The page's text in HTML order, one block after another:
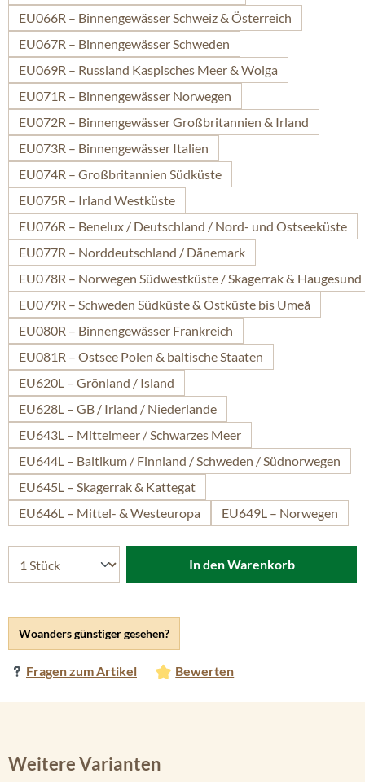
Woanders günstiger gesehen?
Fragen zum Artikel Bewerten
EU066R – Binnengewässer Schweiz & Österreich
EU067R – Binnengewässer Schweden
EU069R – Russland Kaspisches Meer & Wolga
EU071R – Binnengewässer Norwegen
EU072R – Binnengewässer Großbritannien & Irland
EU073R – Binnengewässer Italien
EU074R – Großbritannien Südküste
EU075R – Irland Westküste
EU076R – Benelux / Deutschland / Nord- und Ostseeküste
EU077R – Norddeutschland / Dänemark
EU078R – Norwegen Südwestküste / Skagerrak & Haugesund
EU079R – Schweden Südküste & Ostküste bis Umeå
EU080R – Binnengewässer Frankreich
EU081R – Ostsee Polen & baltische Staaten
EU620L – Grönland / Island
EU628L – GB / Irland / Niederlande
EU643L – Mittelmeer / Schwarzes Meer
EU644L – Baltikum / Finnland / Schweden / Südnorwegen
EU645L – Skagerrak & Kattegat
EU646L – Mittel- & Westeuropa
EU649L – Norwegen
In den Warenkorb
Weitere Varianten